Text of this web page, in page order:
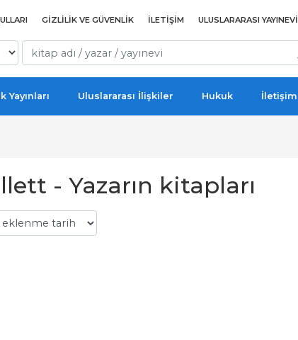
GIZLILIK VE GÜVENLIK İLETIŞIM ULUSLARARASI YAYINEVI
Yayınları Uluslararası İlişkiler Hukuk İletişim
- Yazarın kitapları